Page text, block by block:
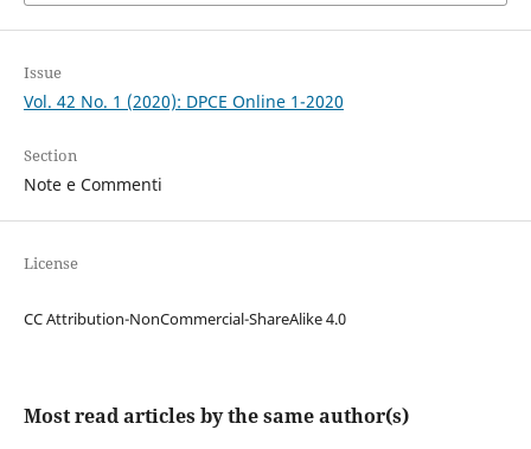
Issue
Vol. 42 No. 1 (2020): DPCE Online 1-2020
Section
Note e Commenti
License
CC Attribution-NonCommercial-ShareAlike 4.0
Most read articles by the same author(s)